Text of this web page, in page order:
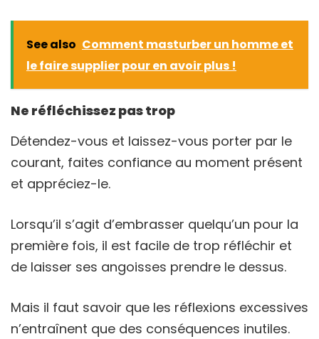
See also Comment masturber un homme et
le faire supplier pour en avoir plus !
Ne réfléchissez pas trop
Détendez-vous et laissez-vous porter par le
courant, faites confiance au moment présent
et appréciez-le.
Lorsqu’il s’agit d’embrasser quelqu’un pour la
première fois, il est facile de trop réfléchir et
de laisser ses angoisses prendre le dessus.
Mais il faut savoir que les réflexions excessives
n’entraînent que des conséquences inutiles.